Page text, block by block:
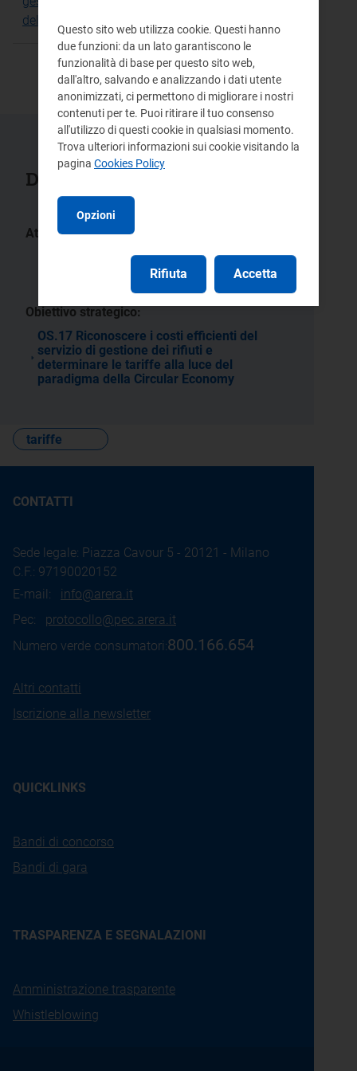
del paradigma della Circular Economy
Documenti collegati
Atti:
396/2025/R/rif
248/2025/R/rif
56/2025/R/rif
Obiettivo strategico:
OS.17 Riconoscere i costi efficienti del
servizio di gestione dei rifiuti e
determinare le tariffe alla luce del
paradigma della Circular Economy
tariffe
CONTATTI
Sede legale: Piazza Cavour 5 - 20121 - Milano
C.F.: 97190020152
E-mail: info@arera.it
Pec: protocollo@pec.arera.it
Numero verde consumatori:800.166.654
Altri contatti
Iscrizione alla newsletter
QUICKLINKS
Bandi di concorso
Bandi di gara
TRASPARENZA E SEGNALAZIONI
Amministrazione trasparente
Whistleblowing
Questo sito web utilizza cookie. Questi hanno
due funzioni: da un lato garantiscono le
funzionalità di base per questo sito web,
dall'altro, salvando e analizzando i dati utente
anonimizzati, ci permettono di migliorare i nostri
contenuti per te. Puoi ritirare il tuo consenso
all'utilizzo di questi cookie in qualsiasi momento.
Trova ulteriori informazioni sui cookie visitando la
pagina Cookies Policy
Opzioni
Rifiuta Accetta